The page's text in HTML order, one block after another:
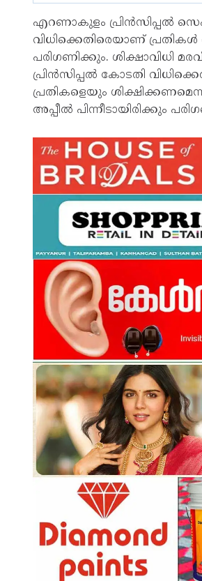
എറണാകുളം പ്രിന്‍സിപ്പല്‍
വിധിക്കെതിരെയാണ്
പരിഗണിക്കും. ശിക്ഷാവിധി
പ്രിന്‍സിപ്പല്‍ കോടതി
പ്രതികളെയും
അപ്പീല്‍ പിന്നീടായിരിക്കും